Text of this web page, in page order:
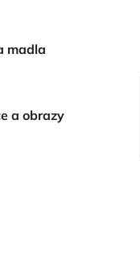
madla
a obrazy